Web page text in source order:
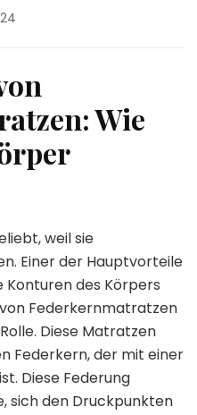
Wie
weil sie
Einer der Hauptvorteile
Konturen des Körpers
Federkernmatratzen
Diese Matratzen
Federkern, der mit einer
Diese Federung
sich den Druckpunkten